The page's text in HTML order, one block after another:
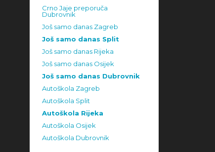
Crno Jaje preporuča
Dubrovnik
Još samo danas Zagreb
Još samo danas Split
Još samo danas Rijeka
Još samo danas Osijek
Još samo danas Dubrovnik
Autoškola Zagreb
Autoškola Split
Autoškola Rijeka
Autoškola Osijek
Autoškola Dubrovnik